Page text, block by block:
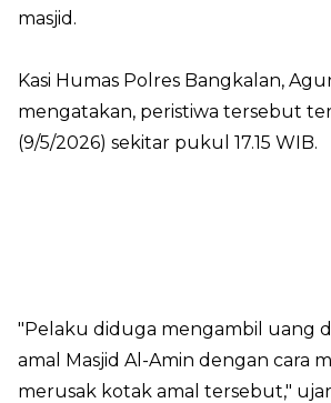
masjid.
Kasi Humas Polres Bangkalan,
mengatakan, peristiwa tersebut
(9/5/2026) sekitar pukul 17.15 WIB.
"Pelaku diduga mengambil uang
amal Masjid Al-Amin dengan cara
merusak kotak amal tersebut,"